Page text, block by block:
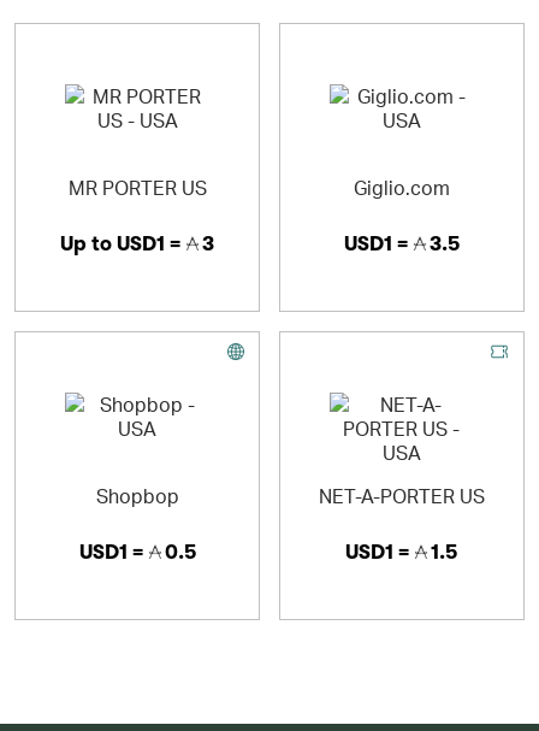
MR PORTER US
Up to USD1 = 3
Giglio.com
USD1 = 3.5
Shopbop
USD1 = 0.5
NET-A-PORTER US
USD1 = 1.5